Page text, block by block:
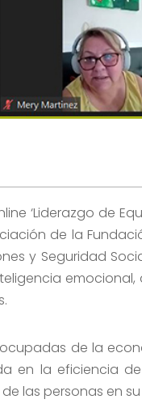
‘Liderazgo de
de la
y Seguridad
de la
en la eficiencia
las personas en